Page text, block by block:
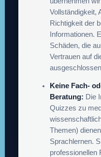
Vollständigkeit,
Richtigkeit der
Informationen.
Schäden, die
Vertrauen auf
Keine Fach-
Beratung: Die
Quizzes zu
Themen)
Sprachlernen.
professionellen